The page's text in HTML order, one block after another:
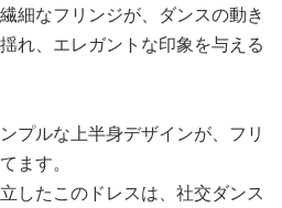
細なフリンジが、ダンスの動き
れ、エレガントな印象を与える
プルな上半身デザインが、フリ
ます。
したこのドレスは、社交ダンス